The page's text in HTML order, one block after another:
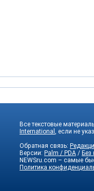
Все текстовые
International , если не
Обратная связь:
Версии: Palm / PDA / Без
NEWSru.com – самые
Политика